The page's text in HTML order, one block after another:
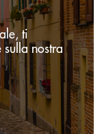
ti
nostra